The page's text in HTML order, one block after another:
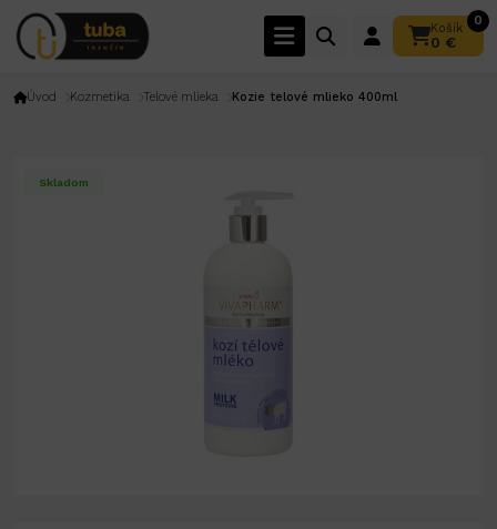
Košík
0
0 €
Úvod Kozmetika Telové mlieka Kozie telové mlieko 400ml
Skladom